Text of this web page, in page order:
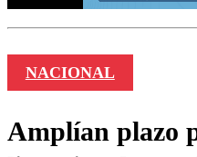
NACIONAL
Amplían plazo